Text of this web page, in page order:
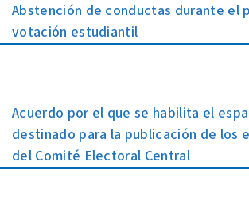
Abstención de conductas durante el
votación estudiantil
Acuerdo por el que se habilita el
destinado para la publicación de los
del Comité Electoral Central